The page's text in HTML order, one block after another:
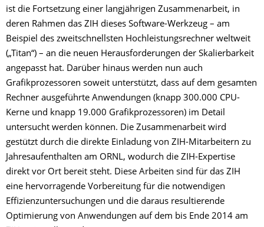
ist die Fortsetzung einer langjährigen Zusammenarbeit, in
deren Rahmen das ZIH dieses Software-Werkzeug – am
Beispiel des zweitschnellsten Hochleistungsrechner weltweit
(„Titan“) – an die neuen Herausforderungen der Skalierbarkeit
angepasst hat. Darüber hinaus werden nun auch
Grafikprozessoren soweit unterstützt, dass auf dem gesamten
Rechner ausgeführte Anwendungen (knapp 300.000 CPU-
Kerne und knapp 19.000 Grafikprozessoren) im Detail
untersucht werden können. Die Zusammenarbeit wird
gestützt durch die direkte Einladung von ZIH-Mitarbeitern zu
Jahresaufenthalten am ORNL, wodurch die ZIH-Expertise
direkt vor Ort bereit steht. Diese Arbeiten sind für das ZIH
eine hervorragende Vorbereitung für die notwendigen
Effizienzuntersuchungen und die daraus resultierende
Optimierung von Anwendungen auf dem bis Ende 2014 am